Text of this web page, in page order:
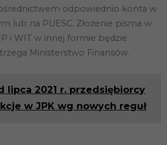
odpowiednio konta w
lub na PUESC. Złożenie pisma w
i WIT w innej formie będzie
Ministerstwo Finansów.
lipca 2021 r. przedsiębiorcy
w JPK wg nowych reguł